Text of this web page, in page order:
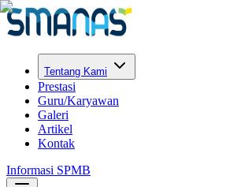
Tentang Kami
Prestasi
Guru/Karyawan
Galeri
Artikel
Kontak
Informasi SPMB